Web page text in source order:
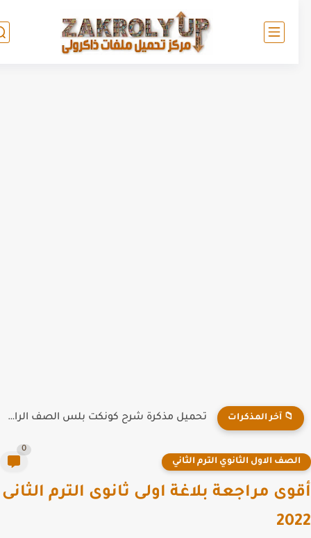
📁 آخر المذكرات تحميل مذكرة شرح كونكت بلس الصف الرابع الابتدائي الترم الاول...
الاول الثانوي الترم الثاني
مراجعة بلاغة اولى ثانوى الترم الثانى